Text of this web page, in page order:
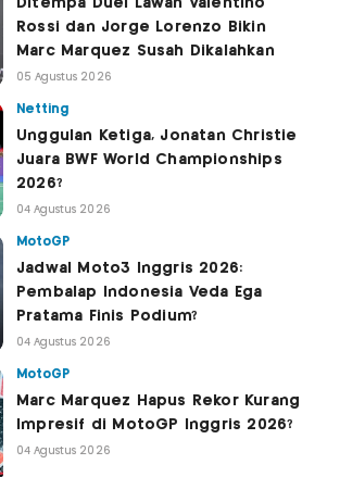
Ditempa Duel Lawan Valentino
Rossi dan Jorge Lorenzo Bikin
Marc Marquez Susah Dikalahkan
05 Agustus 2026
Netting
Unggulan Ketiga, Jonatan Christie
Juara BWF World Championships
2026?
04 Agustus 2026
MotoGP
Jadwal Moto3 Inggris 2026:
Pembalap Indonesia Veda Ega
Pratama Finis Podium?
04 Agustus 2026
MotoGP
Marc Marquez Hapus Rekor Kurang
Impresif di MotoGP Inggris 2026?
04 Agustus 2026